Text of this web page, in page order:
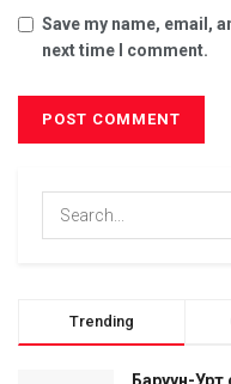
Save my name, email,
next time I comment.
Trending
Баруун-